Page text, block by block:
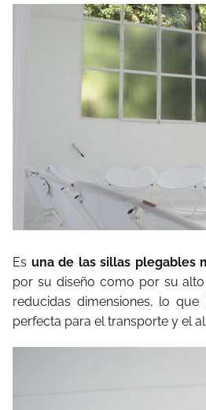
Es una de las sillas plegables
por su diseño como por su
reducidas dimensiones, lo
perfecta para el transporte y el